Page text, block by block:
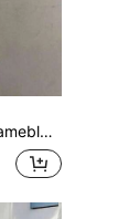
og alsidig til daglig brug